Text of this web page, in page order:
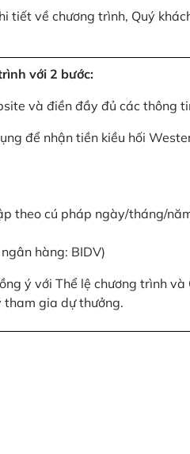
tiết về chương trình, Quý
với 2 bước:
và điền đầy đủ các thông
để nhận tiền kiều hối
theo cú pháp ngày/tháng/
hàng: BIDV)
ý với Thể lệ chương trình
tham gia dự thưởng.